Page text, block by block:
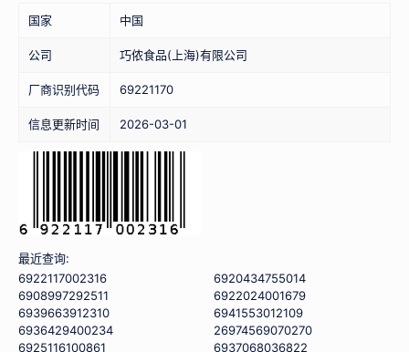
国家 中国
公司 巧侬食品(上海)有限公司
厂商识别代码 69221170
信息更新时间 2026-03-01
最近查询:
6922117002316
6920434755014
6908997292511
6922024001679
6939663912310
6941553012109
6936429400234
26974569070270
6925116100861
6937068036822